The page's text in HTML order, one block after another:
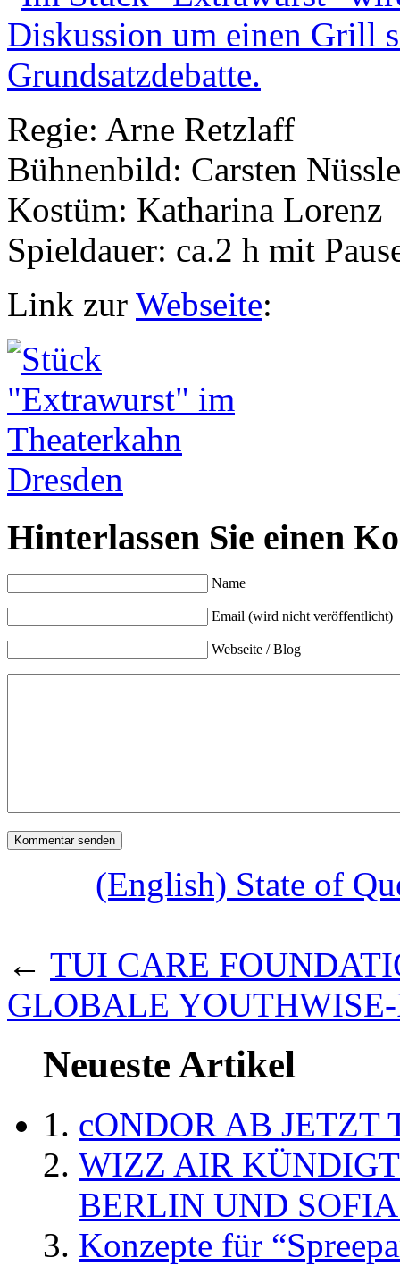
Regie: Arne Retzlaff
Bühnenbild: Carsten
Kostüm: Katharina Lorenz
Spieldauer: ca.2 h mit
Link zur Webseite:
Hinterlassen Sie einen
Name
Email (wird nicht veröffentlicht)
Webseite / Blog
(English) State of
← TUI CARE
GLOBALE
Neueste Artikel
cONDOR AB
WIZZ AIR
BERLIN UND
Konzepte für